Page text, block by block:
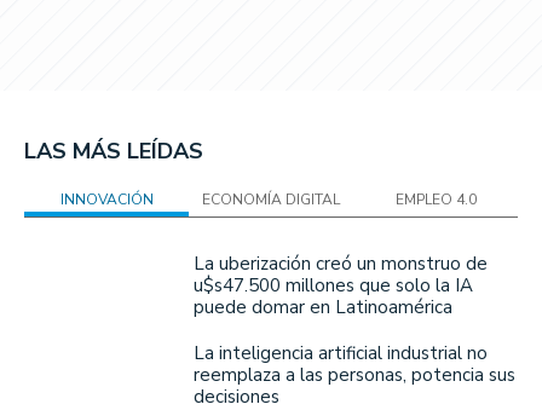
LAS MÁS LEÍDAS
INNOVACIÓN ECONOMÍA DIGITAL EMPLEO 4.0
La uberización creó un monstruo de
u$s47.500 millones que solo la IA
puede domar en Latinoamérica
La inteligencia artificial industrial no
reemplaza a las personas, potencia sus
decisiones